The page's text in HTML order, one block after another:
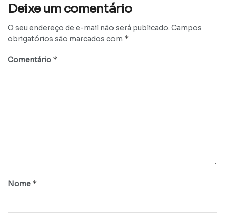
Deixe um comentário
O seu endereço de e-mail não será publicado. Campos
obrigatórios são marcados com *
Comentário *
Nome *